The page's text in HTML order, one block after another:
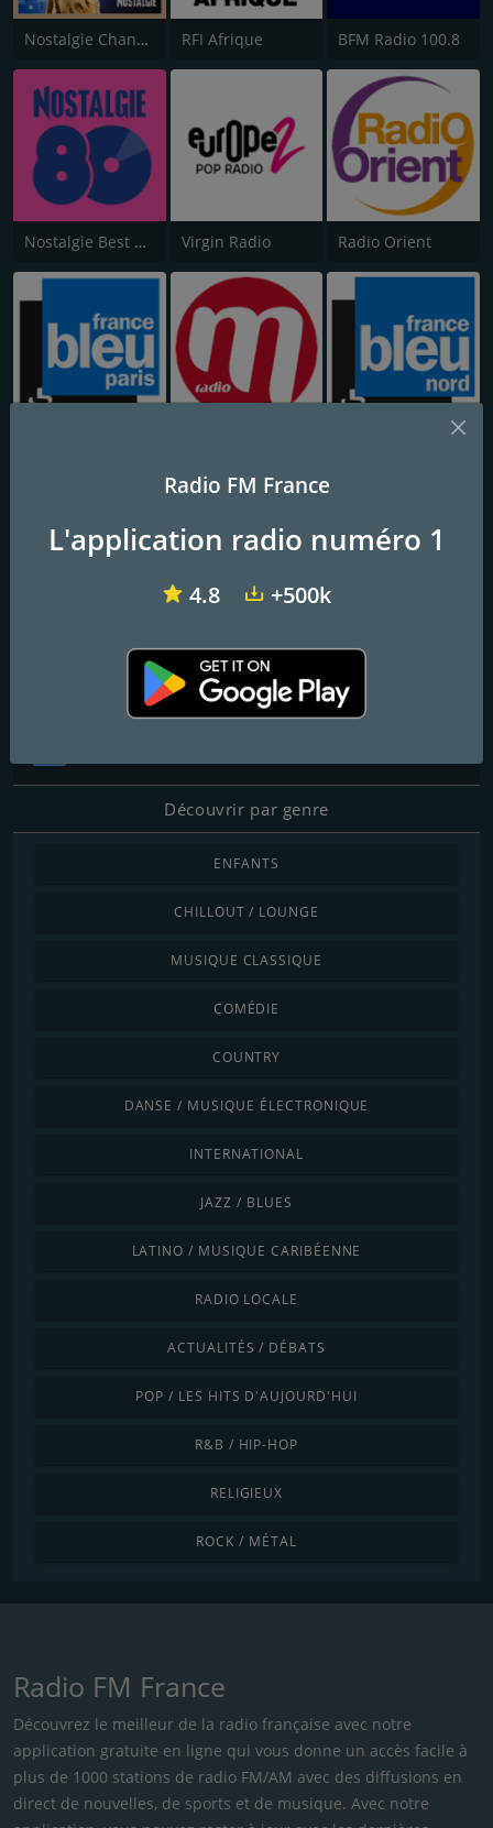
Nostalgie Chansons Françaises RFI Afrique BFM Radio 100.8
Nostalgie Best of 80s Virgin Radio Radio Orient
Mistral FM 92.4
Réseaux sociaux
Découvrir par genre
ENFANTS
CHILLOUT / LOUNGE
MUSIQUE CLASSIQUE
COMÉDIE
COUNTRY
DANSE / MUSIQUE ÉLECTRONIQUE
INTERNATIONAL
JAZZ / BLUES
LATINO / MUSIQUE CARIBÉENNE
RADIO LOCALE
ACTUALITÉS / DÉBATS
POP / LES HITS D'AUJOURD'HUI
R&B / HIP-HOP
RELIGIEUX
ROCK / MÉTAL
Radio FM France
Découvrez le meilleur de la radio française avec notre
application gratuite en ligne qui vous donne un accès facile à
plus de 1000 stations de radio FM/AM avec des diffusions en
direct de nouvelles, de sports et de musique. Avec notre
Radio FM France
L'application radio numéro 1
4.8 +500k